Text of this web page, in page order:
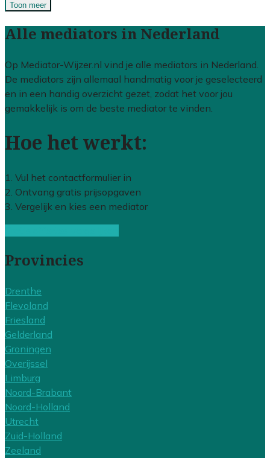
Toon meer
Alle mediators in Nederland
Op Mediator-Wijzer.nl vind je alle mediators in Nederland.
De mediators zijn allemaal handmatig voor je geselecteerd
en in een handig overzicht gezet, zodat het voor jou
gemakkelijk is om de beste mediator te vinden.
Hoe het werkt:
1. Vul het contactformulier in
2. Ontvang gratis prijsopgaven
3. Vergelijk en kies een mediator
Provincies
Drenthe
Flevoland
Friesland
Gelderland
Groningen
Overijssel
Limburg
Noord-Brabant
Noord-Holland
Utrecht
Zuid-Holland
Zeeland